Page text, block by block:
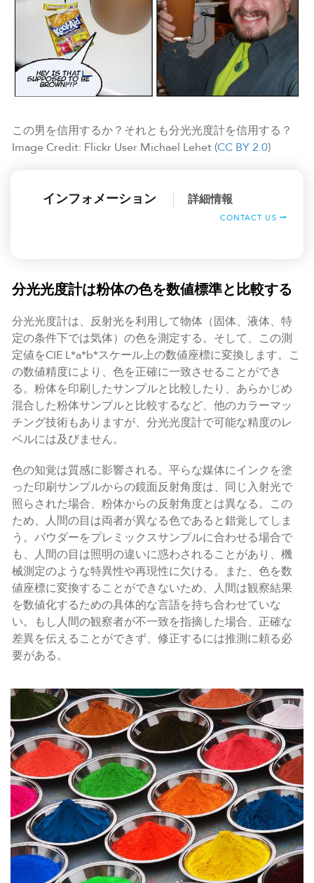
この男を信用するか？それとも分光光度計を信用する？
Image Credit: Flickr User Michael Lehet (CC BY 2.0)
インフォメーション 詳細情報
CONTACT US
分光光度計は粉体の色を数値標準と比較する
分光光度計は、反射光を利用して物体（固体、液体、特
定の条件下では気体）の色を測定する。そして、この測
定値をCIE L*a*b*スケール上の数値座標に変換します。こ
の数値精度により、色を正確に一致させることができ
る。粉体を印刷したサンプルと比較したり、あらかじめ
混合した粉体サンプルと比較するなど、他のカラーマッ
チング技術もありますが、分光光度計で可能な精度のレ
ベルには及びません。
色の知覚は質感に影響される。平らな媒体にインクを塗
った印刷サンプルからの鏡面反射角度は、同じ入射光で
照らされた場合、粉体からの反射角度とは異なる。この
ため、人間の目は両者が異なる色であると錯覚してしま
う。パウダーをプレミックスサンプルに合わせる場合で
も、人間の目は照明の違いに惑わされることがあり、機
械測定のような特異性や再現性に欠ける。また、色を数
値座標に変換することができないため、人間は観察結果
を数値化するための具体的な言語を持ち合わせていな
い。もし人間の観察者が不一致を指摘した場合、正確な
差異を伝えることができず、修正するには推測に頼る必
要がある。